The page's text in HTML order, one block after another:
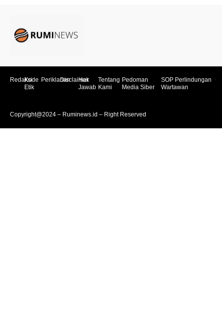
RedaksiKode
Etik
PeriklananDisclaimer
Hak
Jawab
Tentang
Kami
Pedoman
Media Siber
SOP Perlindungan
Wartawan
Copyright@2024 – Ruminews.id – Right Reserved